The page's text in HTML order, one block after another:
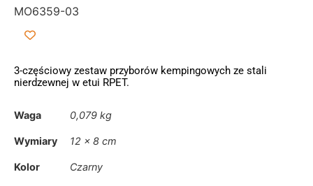
MO6359-03
3-częściowy zestaw przyborów kempingowych ze stali
nierdzewnej w etui RPET.
Waga 0,079 kg
Wymiary 12 × 8 cm
Kolor Czarny